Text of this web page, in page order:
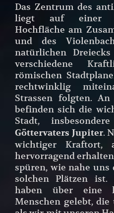
Das Zentrum des
liegt auf einer
Hochfläche am
und des
natürlichen
verschiedene
römischen
rechtwinklig
Strassen folgten.
befinden sich die
Stadt,
Göttervaters Jupiter.
wichtiger Kraftort,
hervorragend
spüren, wie nahe uns
solchen Plätzen
haben über eine
Menschen gelebt,